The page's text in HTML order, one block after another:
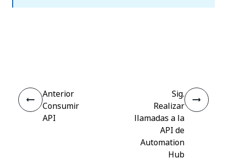
Anterior
Consumir
API
Sig.
Realizar
llamadas a la
API de
Automation
Hub